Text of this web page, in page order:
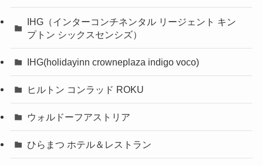
IHG（インターコンチネンタル リージェント キン
プトン シックスセンシズ）
IHG(holidayinn crowneplaza indigo voco)
ヒルトン コンラッド ROKU
ウォルドーフアストリア
ひらまつ ホテル＆レストラン